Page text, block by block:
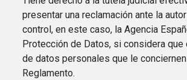
presentar una reclamación ante la
control, en este caso, la Agencia
Protección de Datos, si considera que
de datos personales que le
Reglamento.